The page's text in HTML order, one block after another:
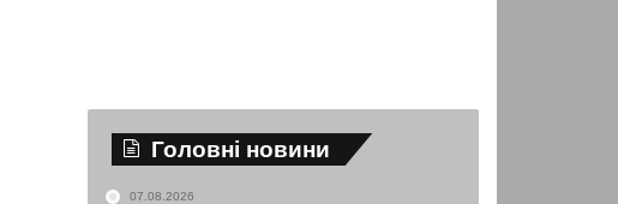
Головні новини
07.08.2026